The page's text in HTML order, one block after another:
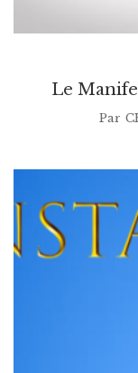
Le
Par